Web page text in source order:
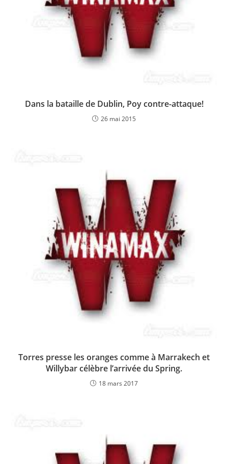
Dans la bataille de Dublin, Poy contre-attaque!
26 mai 2015
Torres presse les oranges comme à Marrakech et
Willybar célèbre l’arrivée du Spring.
18 mars 2017